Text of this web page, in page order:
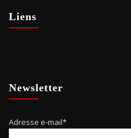
Liens
Newsletter
Adresse e-mail*